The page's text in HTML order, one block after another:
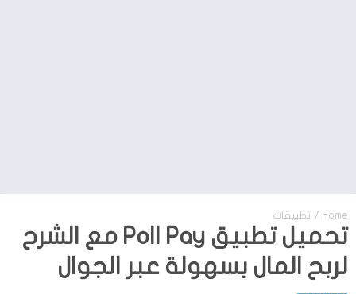
Home
/ تطبيقات
تحميل تطبيق Poll Pay مع الشرح
لربح المال بسهولة عبر الجوال